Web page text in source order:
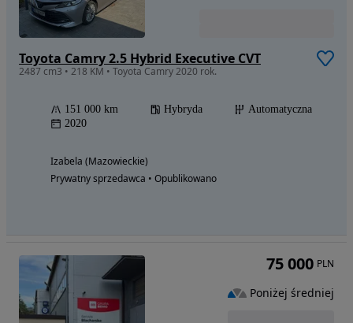
Toyota Camry 2.5 Hybrid Executive CVT
2487 cm3 • 218 KM • Toyota Camry 2020 rok.
151 000 km Hybryda
Automatyczna
2020
Izabela (Mazowieckie)
Prywatny sprzedawca • Opublikowano
75 000 PLN
Poniżej średniej